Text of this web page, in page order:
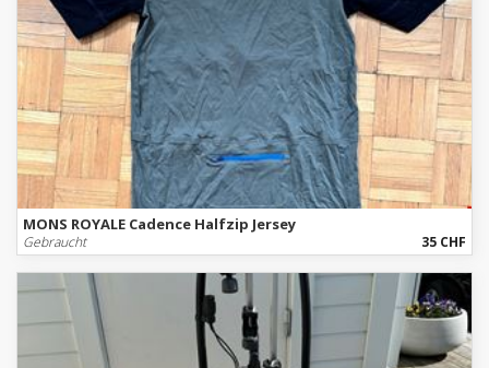
MONS ROYALE Cadence Halfzip Jersey
Gebraucht 35 CHF